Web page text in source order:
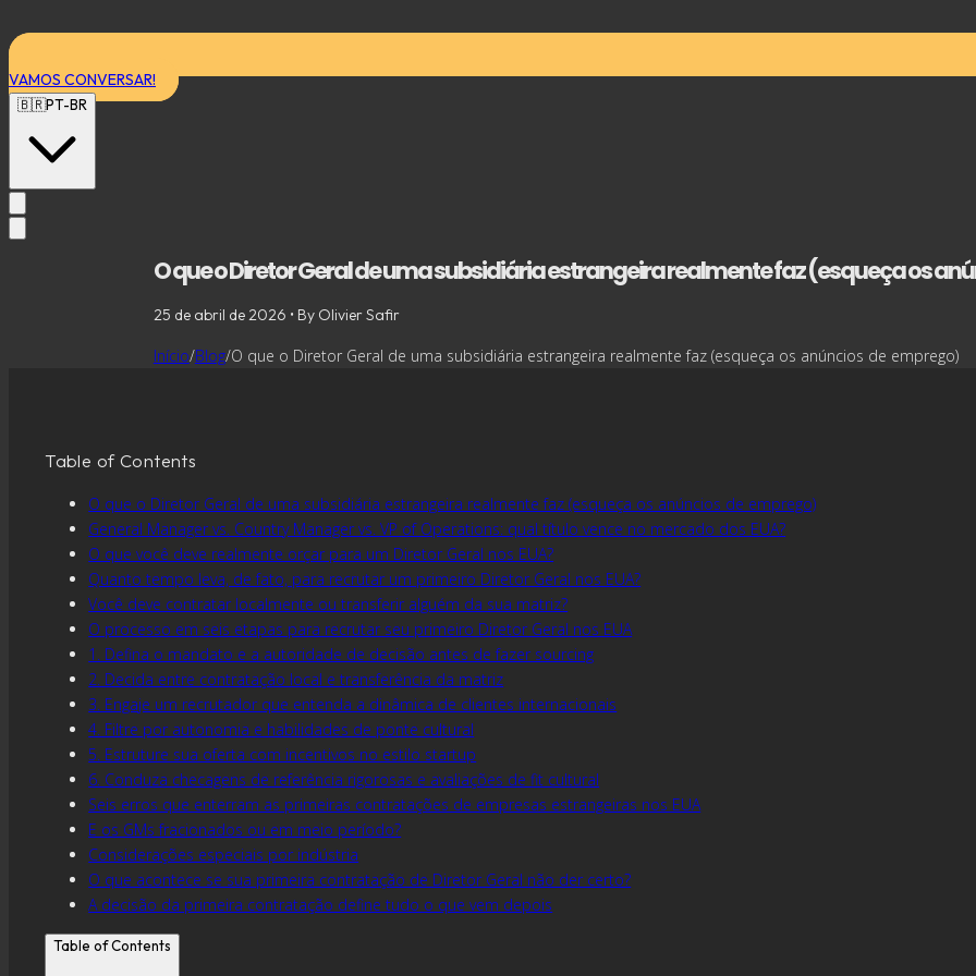
VAMOS CONVERSAR!
🇧🇷PT-BR
O que o Diretor Geral de uma subsidiária estrangeira realmente faz (esqueça os
25 de abril de 2026 • By Olivier Safir
Início/Blog/O que o Diretor Geral de uma subsidiária estrangeira realmente faz (esqueça os anúncios de emprego)
Table of Contents
O que o Diretor Geral de uma subsidiária estrangeira realmente faz (esqueça os anúncios de emprego)
General Manager vs. Country Manager vs. VP of Operations: qual título vence no mercado dos EUA?
O que você deve realmente orçar para um Diretor Geral nos EUA?
Quanto tempo leva, de fato, para recrutar um primeiro Diretor Geral nos EUA?
Você deve contratar localmente ou transferir alguém da sua matriz?
O processo em seis etapas para recrutar seu primeiro Diretor Geral nos EUA
1. Defina o mandato e a autoridade de decisão antes de fazer sourcing
2. Decida entre contratação local e transferência da matriz
3. Engaje um recrutador que entenda a dinâmica de clientes internacionais
4. Filtre por autonomia e habilidades de ponte cultural
5. Estruture sua oferta com incentivos no estilo startup
6. Conduza checagens de referência rigorosas e avaliações de fit cultural
Seis erros que enterram as primeiras contratações de empresas estrangeiras nos EUA
E os GMs fracionados ou em meio período?
Considerações especiais por indústria
O que acontece se sua primeira contratação de Diretor Geral não der certo?
A decisão da primeira contratação define tudo o que vem depois
Table of Contents